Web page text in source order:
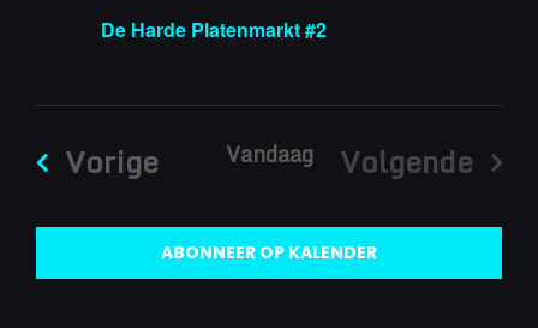
De Harde Platenmarkt #2
Vorige Evenementen
Vandaag
Volgende
ABONNEER OP KALENDER